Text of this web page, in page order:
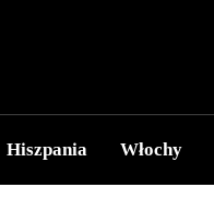
Hiszpania Włochy